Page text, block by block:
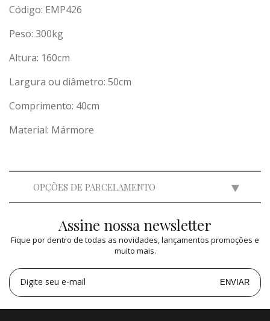
Código: EMP426
Peso: 300kg
Altura: 160cm
Largura ou diâmetro: 50cm
Comprimento: 40cm
Material: Mármore
OPÇÕES DE PARCELAMENTO
deR$ 65.000,00 =R$ 130.000,00
3xdeR$ 43.329,00 =R$ 129.987,00
R$ 26.000,00
Assine nossa newsletter
Fique por dentro de todas as novidades, lançamentos promoções e
muito mais.
Digite seu e-mail ENVIAR